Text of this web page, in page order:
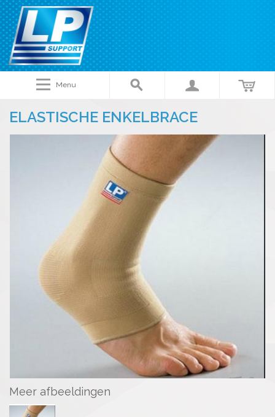
Menu
ELASTISCHE ENKELBRACE
Meer afbeeldingen